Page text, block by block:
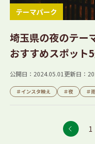
テーマパーク
埼玉県の夜のテー
おすすめスポット
公開日：2024.05.01 更新日：
＃インスタ映え ＃夜 ＃
投
稿
1